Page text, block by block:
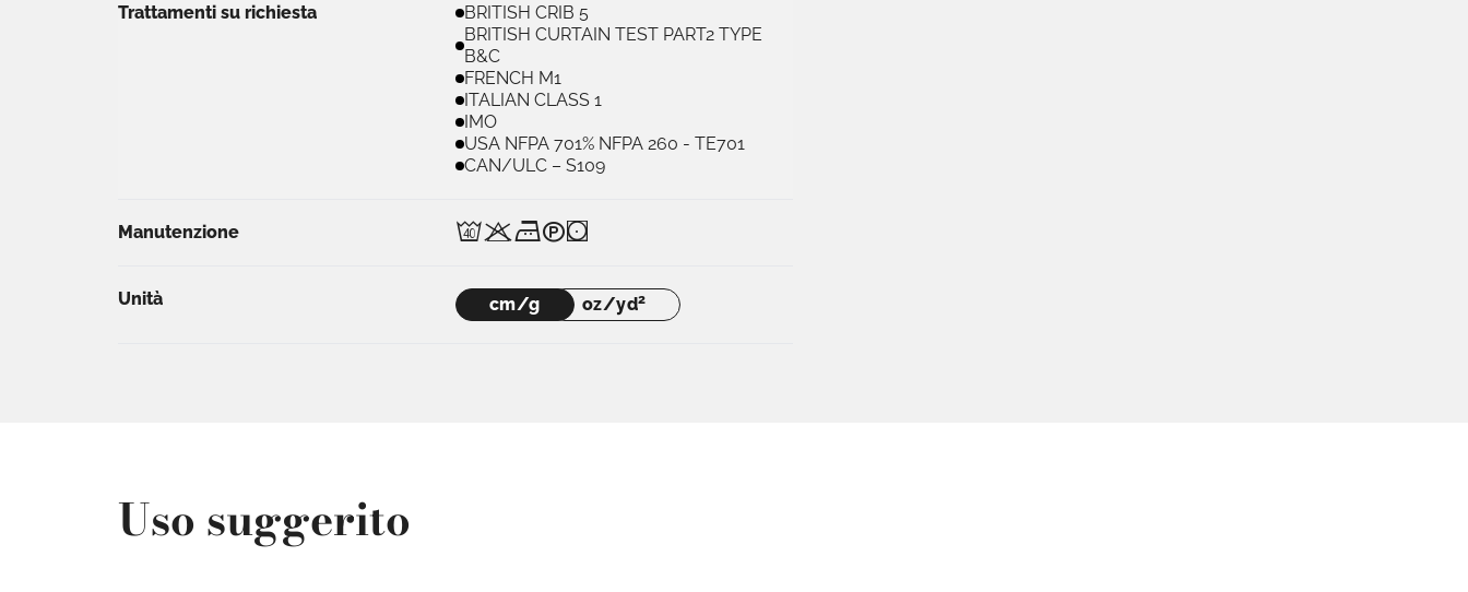
Trattamenti su richiesta
BRITISH CRIB 5
BRITISH CURTAIN TEST PART2 TYPE
B&C
FRENCH M1
ITALIAN CLASS 1
IMO
USA NFPA 701% NFPA 260 - TE701
CAN/ULC – S109
Manutenzione BRKUN
Unità cm/g oz/yd2
Uso suggerito